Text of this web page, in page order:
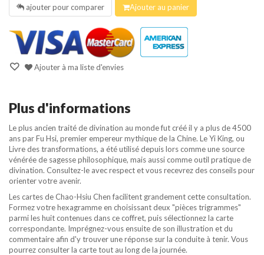
ajouter pour comparer Ajouter au panier
Ajouter à ma liste d'envies
Plus d'informations
Le plus ancien traité de divination au monde fut créé il y a plus de 4500
ans par Fu Hsi, premier empereur mythique de la Chine. Le Yi King, ou
Livre des transformations, a été utilisé depuis lors comme une source
vénérée de sagesse philosophique, mais aussi comme outil pratique de
divination. Consultez-le avec respect et vous recevrez des conseils pour
orienter votre avenir.
Les cartes de Chao-Hsiu Chen facilitent grandement cette consultation.
Formez votre hexagramme en choisissant deux "pièces trigrammes"
parmi les huit contenues dans ce coffret, puis sélectionnez la carte
correspondante. Imprégnez-vous ensuite de son illustration et du
commentaire afin d'y trouver une réponse sur la conduite à tenir. Vous
pourrez consulter la carte tout au long de la journée.